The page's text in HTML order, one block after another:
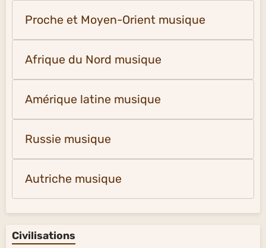
Proche et Moyen-Orient musique
Afrique du Nord musique
Amérique latine musique
Russie musique
Autriche musique
Civilisations